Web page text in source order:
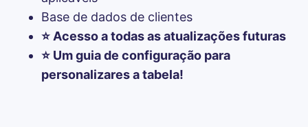
Base de dados de clientes
⭐️ Acesso a todas as atualizações futuras
⭐️ Um guia de configuração para
personalizares a tabela!